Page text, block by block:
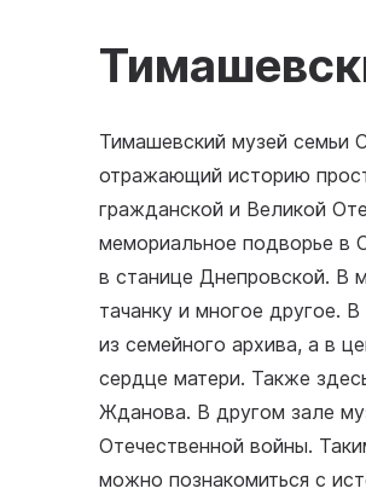
Тимашевский музей семьи
отражающий историю
гражданской и Великой
мемориальное подворье в
в станице Днепровской. В
тачанку и многое другое.
из семейного архива, а в
сердце матери. Также
Жданова. В другом зале
Отечественной войны.
можно познакомиться с